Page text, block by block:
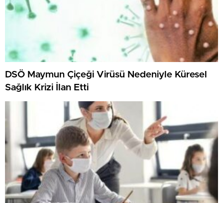
DSÖ Maymun Çiçeği Virüsü Nedeniyle Küresel
Sağlık Krizi İlan Etti